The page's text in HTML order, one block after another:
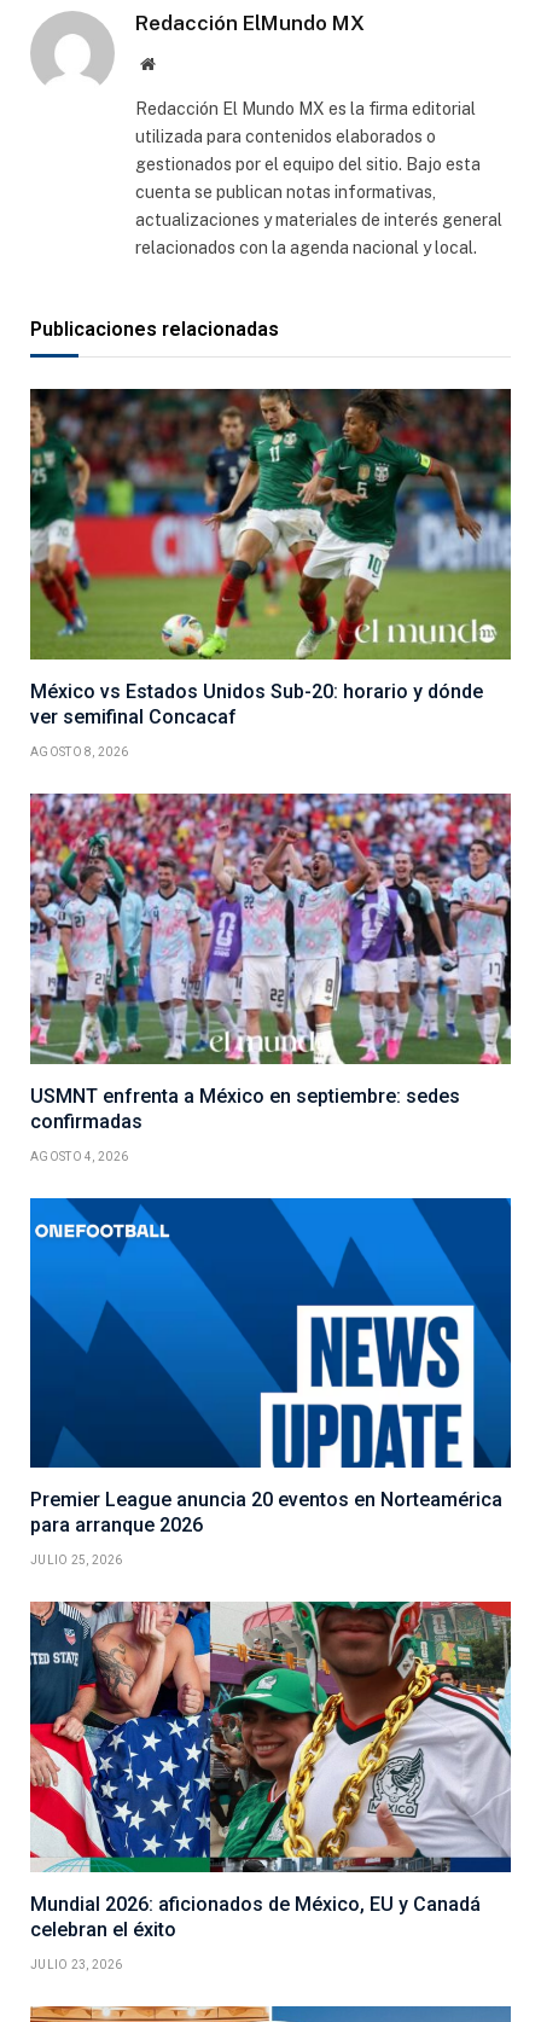
Redacción ElMundo MX
Sitio
Redacción El Mundo MX es la firma editorial
utilizada para contenidos elaborados o
gestionados por el equipo del sitio. Bajo esta
cuenta se publican notas informativas,
actualizaciones y materiales de interés general
relacionados con la agenda nacional y local.
Publicaciones relacionadas
México vs Estados Unidos Sub-20: horario y dónde
ver semifinal Concacaf
AGOSTO 8, 2026
USMNT enfrenta a México en septiembre: sedes
confirmadas
AGOSTO 4, 2026
Premier League anuncia 20 eventos en Norteamérica
para arranque 2026
JULIO 25, 2026
Mundial 2026: aficionados de México, EU y Canadá
celebran el éxito
JULIO 23, 2026